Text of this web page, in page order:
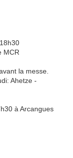
MCR
la messe.
Ahetze -
à Arcangues